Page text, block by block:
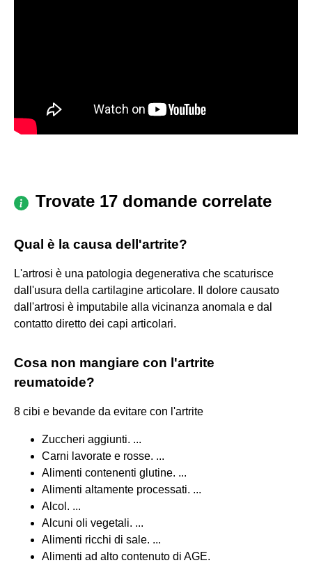
Trovate 17 domande correlate
Qual è la causa dell'artrite?
L'artrosi è una patologia degenerativa che scaturisce
dall'usura della cartilagine articolare. Il dolore causato
dall'artrosi è imputabile alla vicinanza anomala e dal
contatto diretto dei capi articolari.
Cosa non mangiare con l'artrite
reumatoide?
8 cibi e bevande da evitare con l'artrite
Zuccheri aggiunti. ...
Carni lavorate e rosse. ...
Alimenti contenenti glutine. ...
Alimenti altamente processati. ...
Alcol. ...
Alcuni oli vegetali. ...
Alimenti ricchi di sale. ...
Alimenti ad alto contenuto di AGE.